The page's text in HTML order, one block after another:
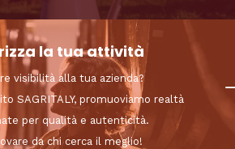
la tua attività
visibilità alla tua azienda?
SAGRITALY, promuoviamo realtà
per qualità e autenticità.
da chi cerca il meglio!